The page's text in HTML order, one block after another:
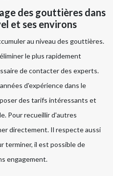
des gouttières dans
et ses environs
au niveau des gouttières.
le plus rapidement
de contacter des experts.
d'expérience dans le
des tarifs intéressants et
Pour recueillir d'autres
directement. Il respecte aussi
terminer, il est possible de
engagement.